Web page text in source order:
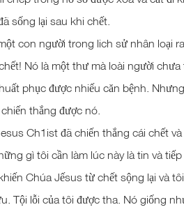
sống lại sau khi chết.
con người trong lich sử nhân loại
Nó là một thư mà loài người
phục được nhiếu căn bệnh.
thắng được nó.
Ch1ist đã chiến thắng cái chết
gì tôi cần làm lúc này là tin và
Chúa Jếsus từ chết sộng lại và
Tội lỗi của tôi được tha. Nó giống